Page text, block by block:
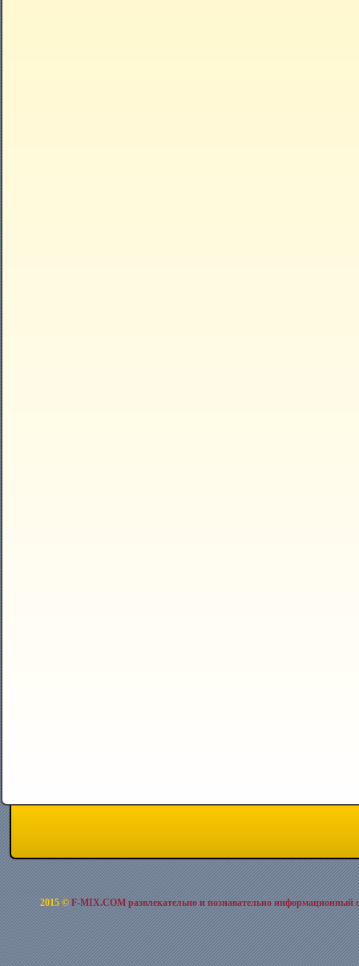
2015 ©F-MIX.COM развлекательно и познавательно информационный